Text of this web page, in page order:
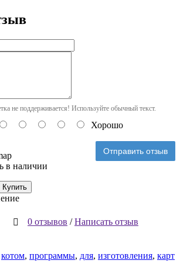
не поддерживается! Используйте обычный текст.
Хорошо
Отправить отзыв
в наличии
Купить
0 отзывов /Написать отзыв
котом, программы, для, изготовления, карт